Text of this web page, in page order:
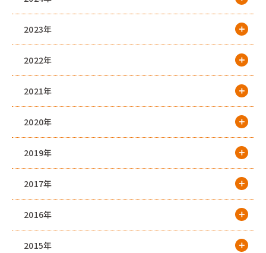
2023年
2022年
2021年
2020年
2019年
2017年
2016年
2015年